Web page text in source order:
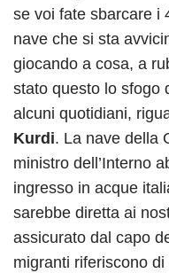
se voi fate sbarcare i
nave che si sta
giocando a cosa, a
stato questo lo sfogo
alcuni quotidiani,
Kurdi. La nave della
ministro dell’Interno
ingresso in acque
sarebbe diretta ai
assicurato dal capo
migranti riferiscono di